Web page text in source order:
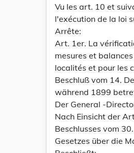
Vu les art. 10 et
l'exécution de la loi
Arrête:
Art. 1er. La
mesures et
localités et pour les
Beschluß vom 14.
während 1899
Der General -
Nach Einsicht der
Beschlusses vom
Gesetzes über die